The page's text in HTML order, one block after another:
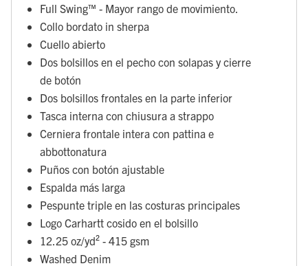
Full Swing™ - Mayor rango de movimiento.
Collo bordato in sherpa
Cuello abierto
Dos bolsillos en el pecho con solapas y cierre
de botón
Dos bolsillos frontales en la parte inferior
Tasca interna con chiusura a strappo
Cerniera frontale intera con pattina e
abbottonatura
Puños con botón ajustable
Espalda más larga
Pespunte triple en las costuras principales
Logo Carhartt cosido en el bolsillo
12.25 oz/yd² - 415 gsm
Washed Denim